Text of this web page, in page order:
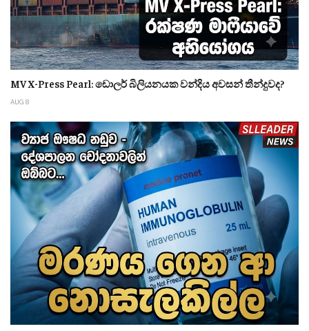
MV X-Press Pearl: ඩොලර් බිලියනයක වන්දිය අවසන් තීන්දුවද?
AUG 8